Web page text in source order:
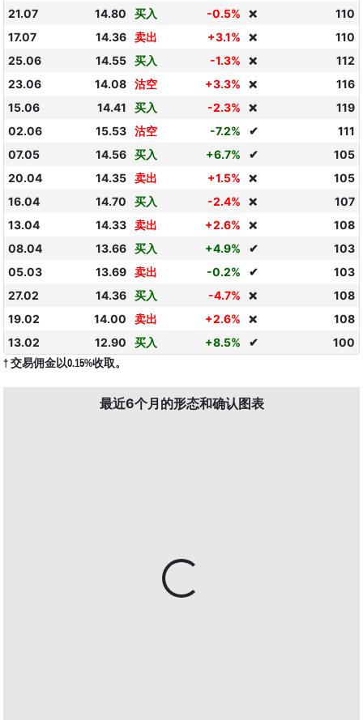
21.07
14.80 买入 -0.5% ❌
110
17.07
14.36 卖出 +3.1% ❌
110
25.06
14.55 买入 -1.3% ❌
112
23.06
14.08 沽空 +3.3% ❌
116
15.06
14.41 买入 -2.3% ❌
119
02.06
15.53 沽空 -7.2% ✔
111
07.05
14.56 买入 +6.7% ✔
105
20.04
14.35 卖出 +1.5% ❌
105
16.04
14.70 买入 -2.4% ❌
107
13.04
14.33 卖出 +2.6% ❌
108
08.04
13.66 买入 +4.9% ✔
103
05.03
13.69 卖出 -0.2% ✔
103
27.02
14.36 买入 -4.7% ❌
108
19.02
14.00 卖出 +2.6% ❌
108
13.02
12.90 买入 +8.5% ✔ 100
† 交易佣金以0.15%收取。
最近6个月的形态和确认图表